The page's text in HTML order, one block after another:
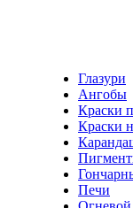
Глазури
Ангобы
Краски
Краски
Печи